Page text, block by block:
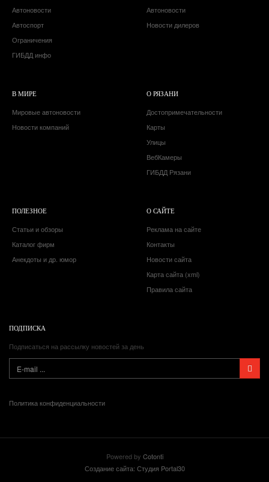
Автоновости
Автоспорт
Ограничения
ГИБДД инфо
Автоновости
Новости дилеров
В МИРЕ
Мировые автоновости
Новости компаний
О РЯЗАНИ
Достопримечательности
Карты
Улицы
ВебКамеры
ГИБДД Рязани
ПОЛЕЗНОЕ
Статьи и обзоры
Каталог фирм
Анекдоты и др. юмор
О САЙТЕ
Реклама на сайте
Контакты
Новости сайта
Карта сайта (xml)
Правила сайта
ПОДПИСКА
Подписаться на рассылку новостей за день
Политика конфиденциальности
Powered by Cotonti
Создание сайта: Студия Portal30